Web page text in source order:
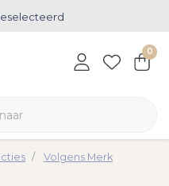
0
Volgens Merk